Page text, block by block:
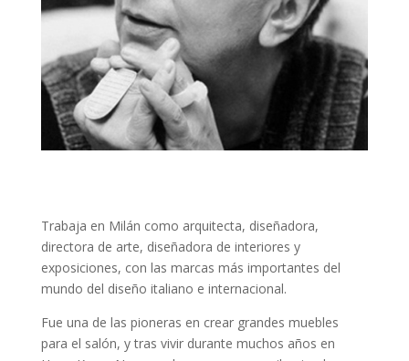
Trabaja en Milán como arquitecta, diseñadora,
directora de arte, diseñadora de interiores y
exposiciones, con las marcas más importantes del
mundo del diseño italiano e internacional.
Fue una de las pioneras en crear grandes muebles
para el salón, y tras vivir durante muchos años en